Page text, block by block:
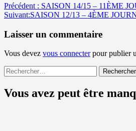
Navigation
d’article
Précédent : SAISON 14/15 – 11ÈME
Suivant:SAISON 12/13 – 4ÈME
Laisser un commentaire
Vous devez vous connecterpour publier
Rechercher :
Vous avez peut être